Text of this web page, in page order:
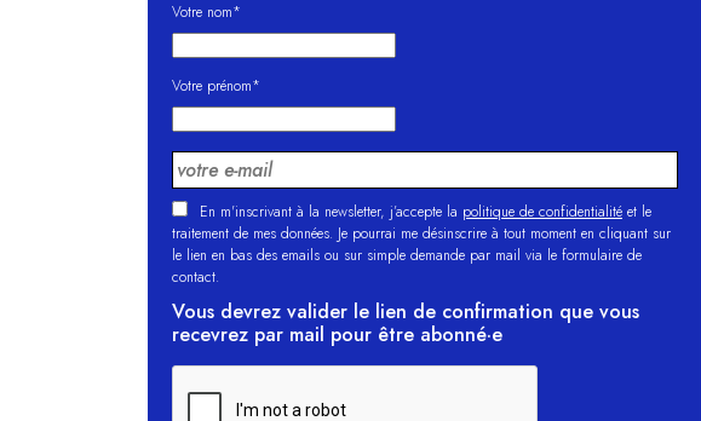
Votre nom*
Votre prénom*
En m'inscrivant à la newsletter, j’accepte la politique de confidentialité et le
traitement de mes données. Je pourrai me désinscrire à tout moment en cliquant sur
le lien en bas des emails ou sur simple demande par mail via le formulaire de
contact.
Vous devrez valider le lien de confirmation que vous
recevrez par mail pour être abonné·e